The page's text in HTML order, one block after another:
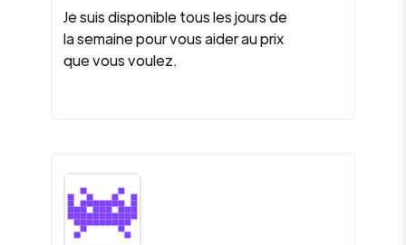
Je suis disponible tous les jours de
la semaine pour vous aider au prix
que vous voulez.